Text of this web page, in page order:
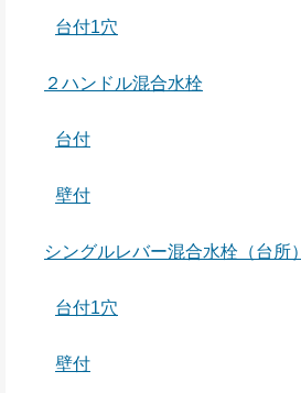
台付1穴
２ハンドル混合水栓
台付
壁付
シングルレバー混合水栓（台所）
台付1穴
壁付